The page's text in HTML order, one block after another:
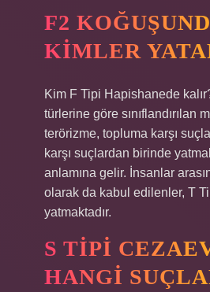
F2
KIMLER
Kim F Tipi Hapishanede
türlerine göre sınıflandırılan
terörizme, topluma karşı
karşı suçlardan birinde
anlamına gelir. İnsanlar
olarak da kabul edilenler, T
yatmaktadır.
S TIPI
HANGI